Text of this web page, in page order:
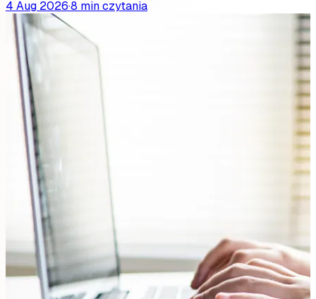
4 Aug 2026·8 min czytania